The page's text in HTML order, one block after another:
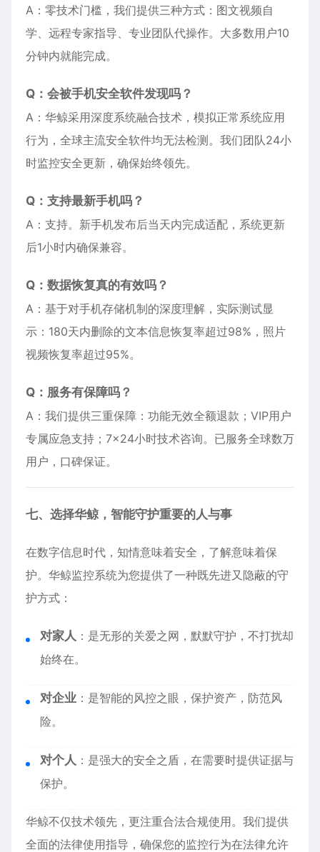
A：零技术门槛，我们提供三种方式：图文视频自
学、远程专家指导、专业团队代操作。大多数用户10
分钟内就能完成。
Q：会被手机安全软件发现吗？
A：华鲸采用深度系统融合技术，模拟正常系统应用
行为，全球主流安全软件均无法检测。我们团队24小
时监控安全更新，确保始终领先。
Q：支持最新手机吗？
A：支持。新手机发布后当天内完成适配，系统更新
后1小时内确保兼容。
Q：数据恢复真的有效吗？
A：基于对手机存储机制的深度理解，实际测试显
示：180天内删除的文本信息恢复率超过98%，照片
视频恢复率超过95%。
Q：服务有保障吗？
A：我们提供三重保障：功能无效全额退款；VIP用户
专属应急支持；7×24小时技术咨询。已服务全球数万
用户，口碑保证。
七、选择华鲸，智能守护重要的人与事
在数字信息时代，知情意味着安全，了解意味着保
护。华鲸监控系统为您提供了一种既先进又隐蔽的守
护方式：
对家人 ：是无形的关爱之网，默默守护，不打扰却
始终在。
对企业 ：是智能的风控之眼，保护资产，防范风
险。
对个人 ：是强大的安全之盾，在需要时提供证据与
保护。
华鲸不仅技术领先，更注重合法合规使用。我们提供
全面的法律使用指导，确保您的监控行为在法律允许